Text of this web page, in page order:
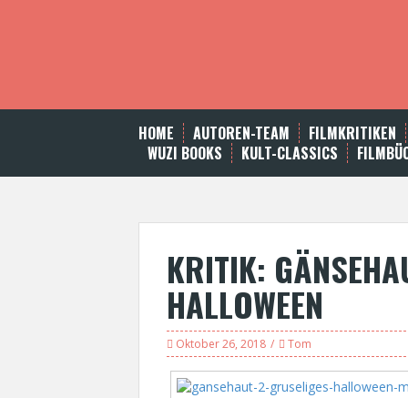
t
HOME AUTOREN-TEAM FILMKRITIKEN
WUZI BOOKS
KULT-CLASSICS
KRITIK:
HALLOWEEN
Oktober 26, 2018 Tom